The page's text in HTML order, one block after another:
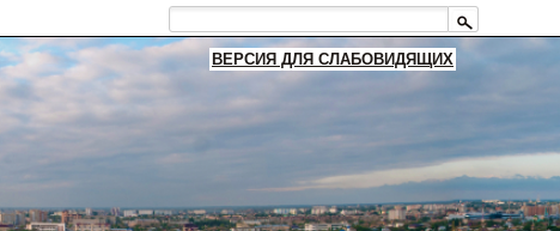
ВЕРСИЯ ДЛЯ СЛАБОВИДЯЩИХ